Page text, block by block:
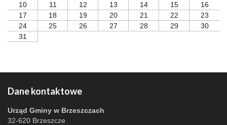
10
11 12 13 14 15
16
17
18 19 20 21 22
23
24
25 26 27 28 29
30
31
Dane kontaktowe
Urząd Gminy w Brzeszczach
32-620 Brzeszcze